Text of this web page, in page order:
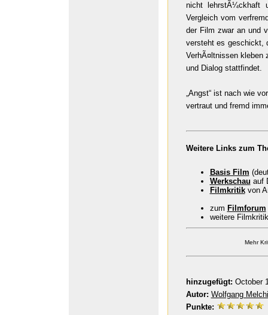
nicht lehrstÃ¼ckhaft
Vergleich vom
der Film zwar an und
versteht es geschickt,
VerhÃ¤ltnissen kleben
und Dialog stattfindet.
„Angst“ ist nach wie
vertraut und fremd
Weitere Links zum
Basis Film
Werkschau auf
Filmkritikvon
zum Filmforum
weitere
Mehr
hinzugefügt: October
Autor: Wolfgang
Punkte: